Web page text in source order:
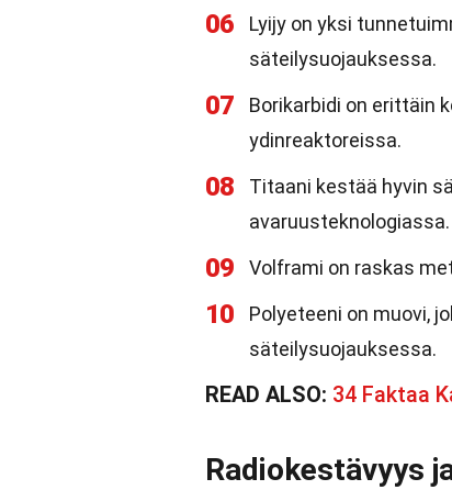
06
Lyijy on yksi
säteilysuojauksessa.
07
Borikarbidi on erittäin
ydinreaktoreissa.
08
Titaani kestää hyvin
avaruusteknologiassa.
09 Volframi on raskas
10
Polyeteeni on muovi,
säteilysuojauksessa.
READ ALSO: 34 Faktaa
Radiokestävyys